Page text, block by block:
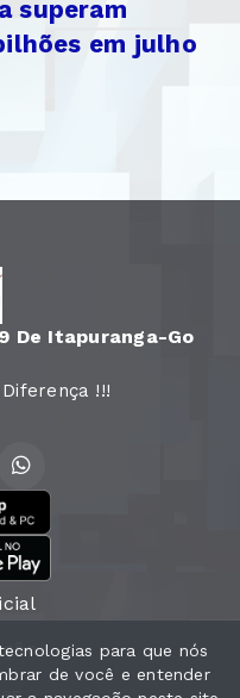
superam
em julho
De Itapuranga-Go
Diferença !!!
para que nós
de você e entender